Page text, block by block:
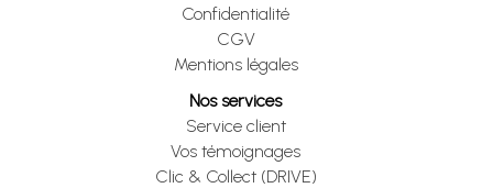
Confidentialité
CGV
Mentions légales
Nos services
Service client
Vos témoignages
Clic & Collect (DRIVE)